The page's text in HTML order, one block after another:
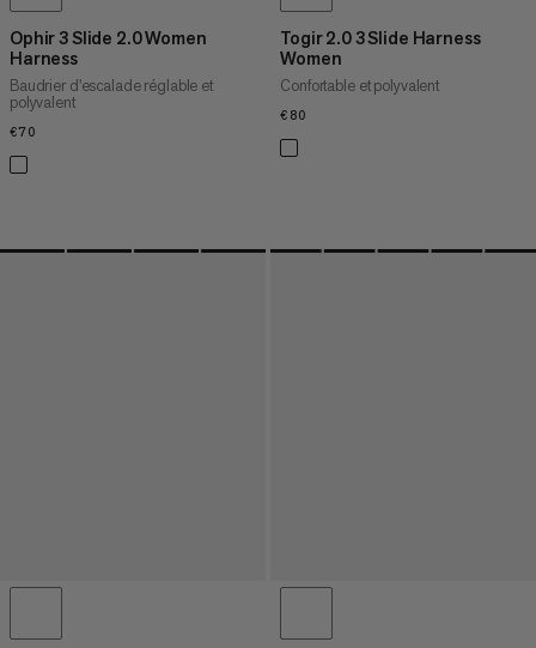
Ophir 3 Slide 2.0 Women
Harness
Baudrier d'escalade réglable et
polyvalent
€70
Togir 2.0 3 Slide Harness
Women
Confortable et polyvalent
€80